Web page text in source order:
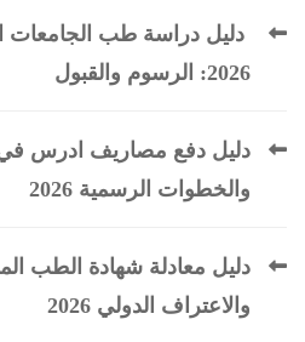
دليل دراسة طب الجامعات
2026: الرسوم والقبول
دليل دفع مصاريف ادرس
والخطوات الرسمية 2026
دليل معادلة شهادة الطب
والاعتراف الدولي 2026